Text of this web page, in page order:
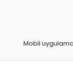
Mobil